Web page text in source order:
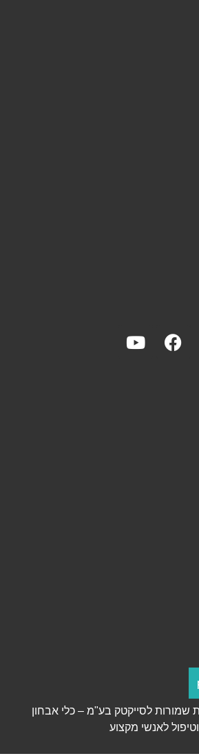
שמורות לסייקטק בע"מ – כלי אבחון
וטיפול לאנשי מקצוע